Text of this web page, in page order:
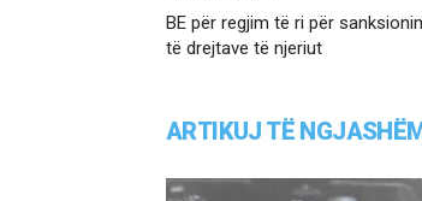
BE për regjim të ri për
të drejtave të njeriut
ARTIKUJ TË